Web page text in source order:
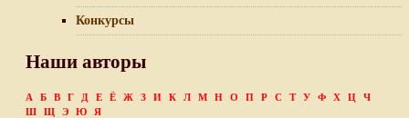
Конкурсы
Наши авторы
А Б В Г Д Е Ё Ж З И К Л М Н О П Р С Т У Ф Х Ц
Ч
Ш
Щ Э Ю
Я